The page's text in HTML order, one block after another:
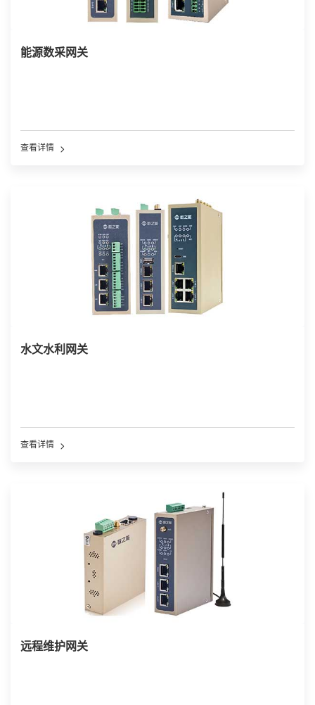
能源数采网关
查看详情
水文水利网关
查看详情
远程维护网关